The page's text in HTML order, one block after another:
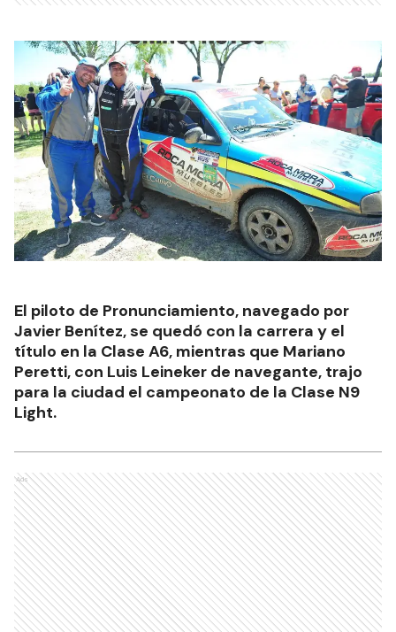
El piloto de Pronunciamiento, navegado por
Javier Benítez, se quedó con la carrera y el
título en la Clase A6, mientras que Mariano
Peretti, con Luis Leineker de navegante, trajo
para la ciudad el campeonato de la Clase N9
Light.
Ads